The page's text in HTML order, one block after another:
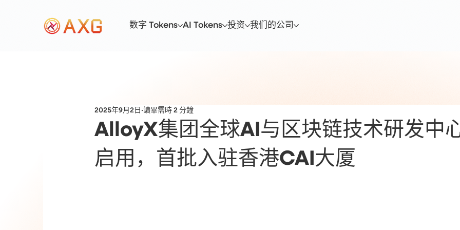
数字 Tokens AI Tokens 投资 我们的公司
AlloyX集团全球AI与区块链技术研发中
启用，首批入驻香港CAI大厦
2025年9月2日 讀畢需時 2 分鐘